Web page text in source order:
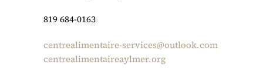
819 684-0163
centrealimentaire-services@outlook.com
centrealimentaireaylmer.org